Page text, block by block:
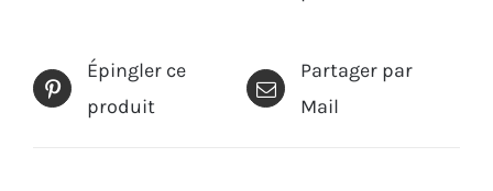
Épingler ce
produit
Partager par
Mail